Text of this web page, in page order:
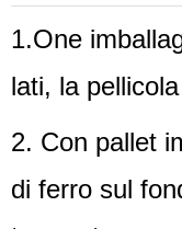
1.One
lati, la
2. Con pallet
di ferro sul